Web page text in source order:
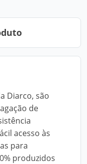
Diarco, são
de
acesso às
para
produzidos